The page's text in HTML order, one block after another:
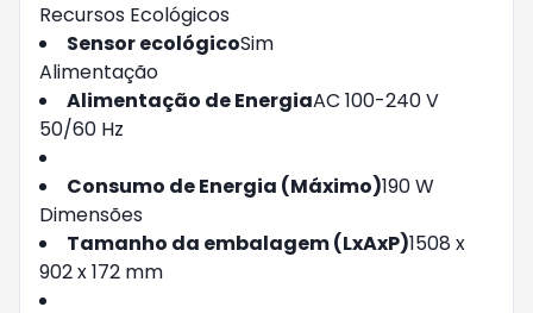
Recursos Ecológicos
Sensor ecológicoSim
Alimentação
Alimentação de EnergiaAC 100-240 V
50/60 Hz
Consumo de Energia (Máximo)190 W
Dimensões
Tamanho da embalagem (LxAxP)1508 x
902 x 172 mm